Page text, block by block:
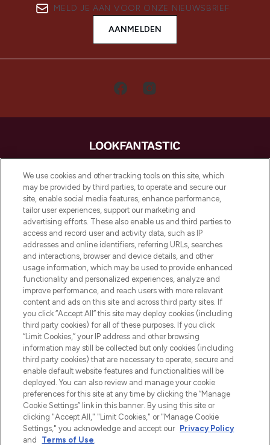
MELD JE AAN VOOR ONZE NIEUWSBRIEF
AANMELDEN
LOOKFANTASTIC is de ultieme online
beautybestemming van Europa, met de
beste huidverzorging, haarproducten en
make-up van meer dan 200 topmerken.
Shop online of via de app, met gratis
verzending vanaf €40.
Cookie-toestemming
Do Not Sell or Share My Personal
Information
HELP & INFORMATIE
BEDRIJFSINFORMATIE
OVER LOOKFANTASTIC
We use cookies and other tracking tools on this site, which
may be provided by third parties, to operate and secure our
site, enable social media features, enhance performance,
tailor user experiences, support our marketing and
advertising efforts. These also enable us and third parties to
access and record user and activity data, such as IP
addresses and online identifiers, referring URLs, searches
and interactions, browser and device details, and other
usage information, which may be used to provide enhanced
functionality and personalized experiences, analyze and
improve performance, and reach users with more relevant
content and ads on this site and across third party sites. If
you click “Accept All” this site may deploy cookies (including
third party cookies) for all of these purposes. If you click
“Limit Cookies,” your IP address and other browsing
information may still be collected but only cookies (including
third party cookies) that are necessary to operate, secure and
enable default website features and functionalities will be
deployed. You can also review and manage your cookie
preferences for this site at any time by clicking the “Manage
Cookie Settings” link in this banner. By using this site or
clicking "Accept All," "Limit Cookies," or "Manage Cookie
Settings," you acknowledge and accept our Privacy Policy
and
Terms of Use.